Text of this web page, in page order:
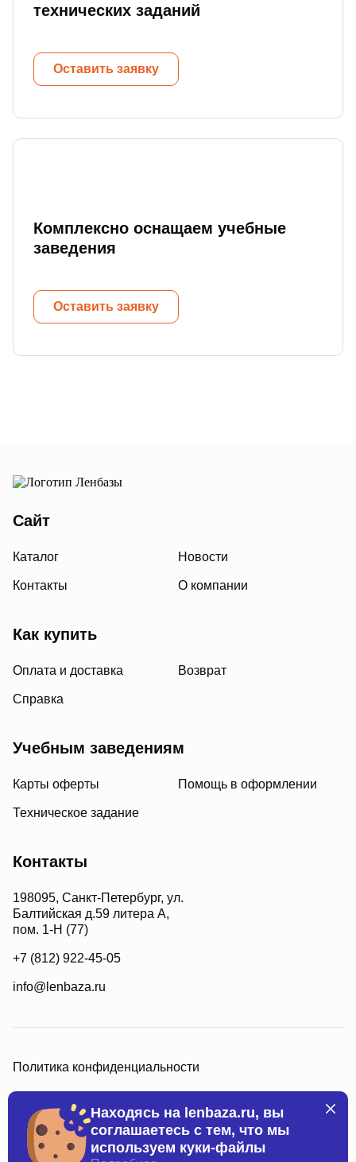
технических заданий
Оставить заявку
Комплексно оснащаем учебные
заведения
Оставить заявку
Сайт
Каталог Новости
Контакты О компании
Как купить
Оплата и доставка Возврат
Справка
Учебным заведениям
Карты оферты Помощь в оформлении
Техническое задание
Контакты
198095, Санкт-Петербург, ул.
Балтийская д.59 литера А,
пом. 1-Н (77)
+7 (812) 922-45-05
info@lenbaza.ru
Политика конфиденциальности
Все права защищены, 2026
Находясь на lenbaza.ru, вы
соглашаетесь с тем, что мы
используем куки-файлы